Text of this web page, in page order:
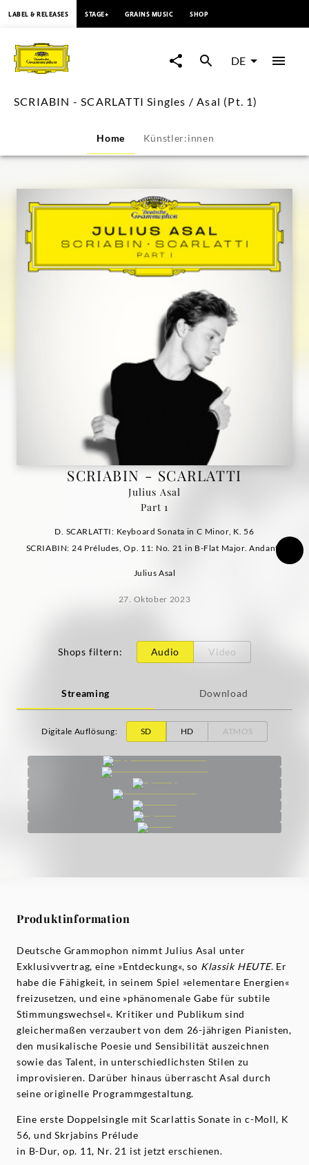
SCRIABIN
SCARLATTI
/
Asal
(Pt.
Grammophon
LABEL & RELEASES STAGE+ GRAINS MUSIC SHOP
DE
SCRIABIN - SCARLATTI Singles / Asal (Pt. 1)
Home Künstler:innen
SCRIABIN - SCARLATTI
Julius Asal
Part 1
D. SCARLATTI: Keyboard Sonata in C Minor, K. 56
SCRIABIN: 24 Préludes, Op. 11: No. 21 in B-Flat Major. Andante
Julius Asal
27. Oktober 2023
Shops filtern: Audio Video
Streaming Download
Digitale Auflösung: SD HD ATMOS
Produktinformation
Deutsche Grammophon nimmt Julius Asal unter
Exklusivvertrag, eine »Entdeckung«, so Klassik HEUTE. Er
habe die Fähigkeit, in seinem Spiel »elementare Energien«
freizusetzen, und eine »phänomenale Gabe für subtile
Stimmungswechsel«. Kritiker und Publikum sind
gleichermaßen verzaubert von dem 26-jährigen Pianisten,
den musikalische Poesie und Sensibilität auszeichnen
sowie das Talent, in unterschiedlichsten Stilen zu
improvisieren. Darüber hinaus überrascht Asal durch
seine originelle Programmgestaltung.
Eine erste Doppelsingle mit Scarlattis Sonate in c-Moll, K
56, und Skrjabins Prélude
in B-Dur, op. 11, Nr. 21 ist jetzt erschienen.